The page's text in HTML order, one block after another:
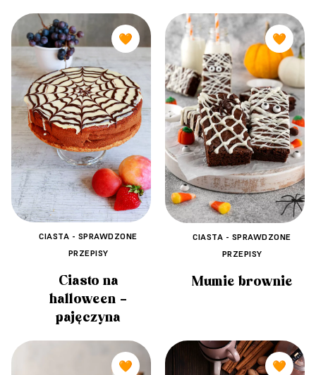
🧡
CIASTA - SPRAWDZONE
PRZEPISY
Ciasto na
halloween –
pajęczyna
🧡
CIASTA - SPRAWDZONE
PRZEPISY
Mumie brownie
🧡 🧡